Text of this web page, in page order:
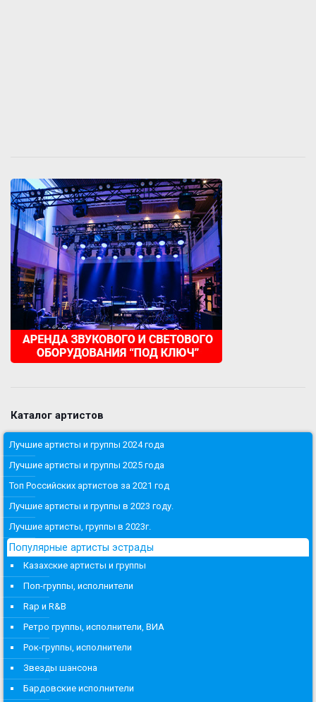
Каталог артистов
Лучшие артисты и группы 2024 года
Лучшие артисты и группы 2025 года
Топ Российских артистов за 2021 год
Лучшие артисты и группы в 2023 году.
Лучшие артисты, группы в 2023г.
Популярные артисты эстрады
Казахские артисты и группы
Поп-группы, исполнители
Rap и R&B
Ретро группы, исполнители, ВИА
Рок-группы, исполнители
Звезды шансона
Бардовские исполнители